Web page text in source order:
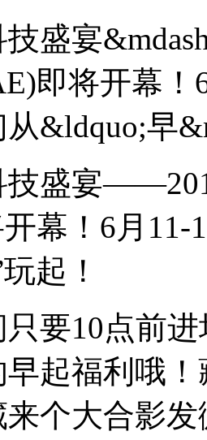
盛宴
即将开幕！
&ldquo;早
技盛宴
幕！6月11-
起！
要10点前
起福利哦
个大合影